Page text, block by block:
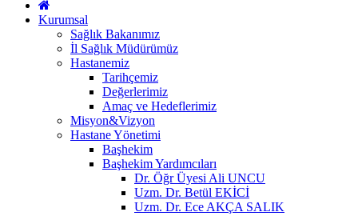
Kurumsal
Sağlık Bakanımız
İl Sağlık Müdürümüz
Hastanemiz
Tarihçemiz
Değerlerimiz
Amaç ve Hedeflerimiz
Misyon&Vizyon
Hastane Yönetimi
Başhekim
Başhekim Yardımcıları
Dr. Öğr Üyesi Ali UNCU
Uzm. Dr. Betül EKİCİ
Uzm. Dr. Ece AKÇA SALIK